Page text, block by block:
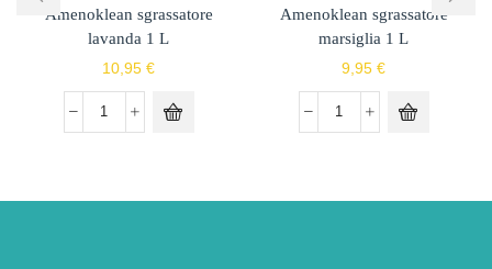
Amenoklean sgrassatore
lavanda 1 L
10,95 €
Amenoklean sgrassatore
marsiglia 1 L
9,95 €